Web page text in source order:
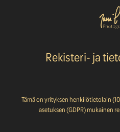
Rekisteri- ja
Tämä on yrityksen henkilötietolain
asetuksen (GDPR) mukainen